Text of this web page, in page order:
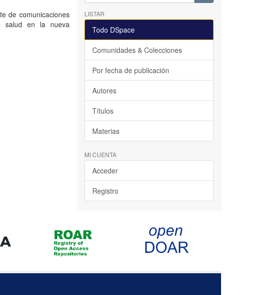
de comunicaciones
salud en la nueva
LISTAR
Todo DSpace
Comunidades & Colecciones
Por fecha de publicación
Autores
Títulos
Materias
MI CUENTA
Acceder
Registro